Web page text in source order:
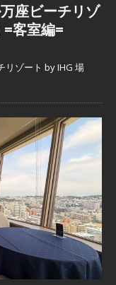
座ビーチリゾ
客室編=
リゾート by IHG 場